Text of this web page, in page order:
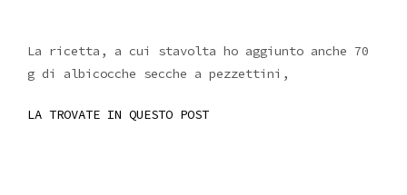
La ricetta, a cui stavolta ho aggiunto anche 70
g di albicocche secche a pezzettini,
LA TROVATE IN QUESTO POST